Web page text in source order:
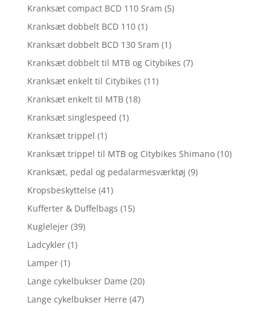
Kranksæt compact BCD 110 Sram (5)
Kranksæt dobbelt BCD 110 (1)
Kranksæt dobbelt BCD 130 Sram (1)
Kranksæt dobbelt til MTB og Citybikes (7)
Kranksæt enkelt til Citybikes (11)
Kranksæt enkelt til MTB (18)
Kranksæt singlespeed (1)
Kranksæt trippel (1)
Kranksæt trippel til MTB og Citybikes Shimano (10)
Kranksæt, pedal og pedalarmesværktøj (9)
Kropsbeskyttelse (41)
Kufferter & Duffelbags (15)
Kuglelejer (39)
Ladcykler (1)
Lamper (1)
Lange cykelbukser Dame (20)
Lange cykelbukser Herre (47)